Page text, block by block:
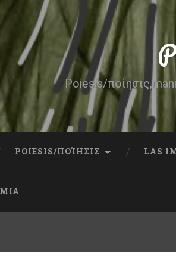
Poiesis/
POIESIS/ΠΟΊΗΣΙΣ LAS